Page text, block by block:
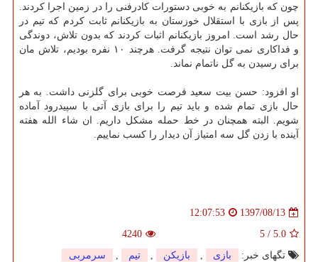
چون كه بازیكنانم به خوبی دستورات كادرفنی را در زمین اجرا كردند.
پس از بازی با استقلال خوزستان به بازیكنانم ثابت كردم كه تیم در
حال رشد است. امروز بازیكنانم اثبات كردند كه بدون تلاش، دوندگی
و فداكاری نمی توان نتیجه گرفت. هرچند ۱۰ نفره بودیم، تلاش مان
برای رسیدن به گل ناتمام نماند.
او افزود: حسن بیت سعید فرصت خوبی برای گلزنی داشت. به هر
حال بازی تمام شده و باید تیم را برای بازی آتی با سپیدرود آماده
شویم. البته همچنان در خط حمله مشكل داریم. ان شاء الله هفته
آینده با زدن گل سه امتیاز آن دیدار را كسب نماییم.
1397/08/13
12:07:53
5.0
/
5
4240
تگهای خبر:
بازی , بازیكن , تیم , سرمربی